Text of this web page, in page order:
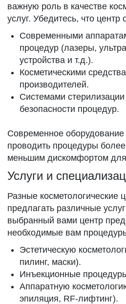
важную роль в качестве
услуг. Убедитесь, что центр
Современными
процедур (лазеры,
устройства и т.д.).
Косметическими
производителей.
Системами
безопасности процедур.
Современное оборудование
проводить процедуры
меньшим дискомфортом
Услуги и
Разные косметологические
предлагать различные
выбранный вами центр
необходимые вам
Эстетическую
пилинг, маски).
Инъекционные
Аппаратную
эпиляция, RF-лифтинг).